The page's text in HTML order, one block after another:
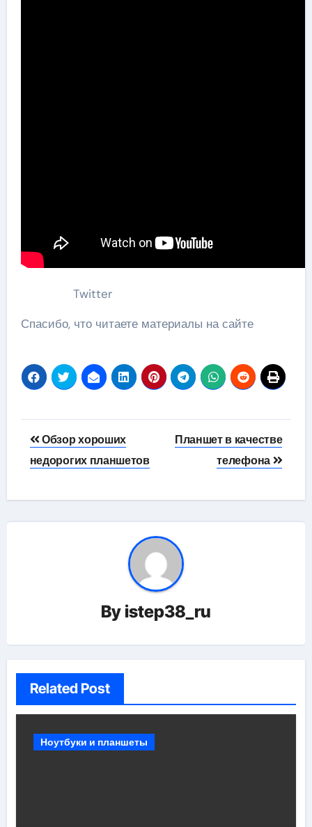
Twitter
Спасибо, что читаете материалы на сайте
Навигация
по
Обзор хороших
недорогих планшетов
Планшет в качестве
телефона
By istep38_ru
Related Post
Ноутбуки и планшеты